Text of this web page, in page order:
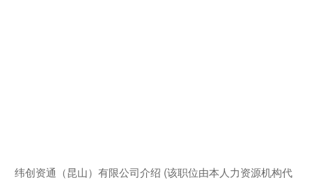
纬创资通（昆山）有限公司介绍 (该职位由本人力资源机构代